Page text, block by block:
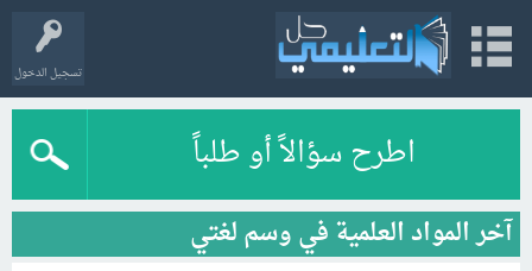
تسجيل الدخول
اطرح سؤالاً أو طلباً
آخر المواد العلمية في وسم لغتي